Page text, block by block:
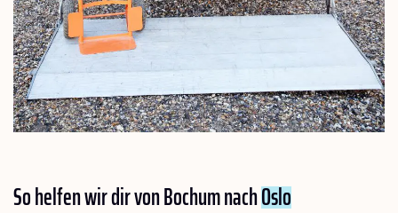
So helfen wir dir von Bochum nachOslo